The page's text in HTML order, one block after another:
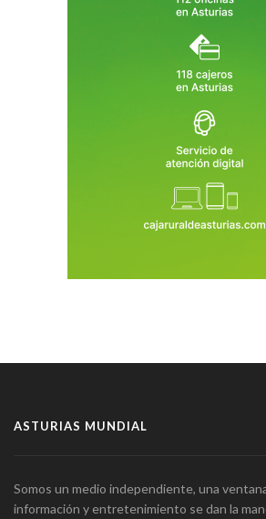
ASTURIAS MUNDIAL
Somos un medio independiente, una
información y entretenimiento se dan la